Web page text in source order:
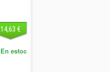
14,63 €
En estoc